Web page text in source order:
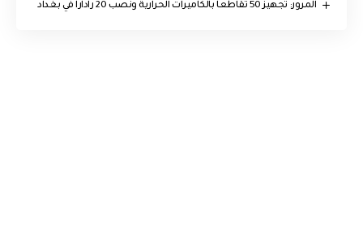
المرور: تجهيز 50 تقاطعاً بالكاميرات الحرارية ونصب 20 راداراً في بغداد